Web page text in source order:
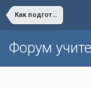
Как подготовить к экзаменам (ГИА (ОГЭ, ЕГЭ), FCE, IELTS, TOEFL...) / Training for Exams
Форум